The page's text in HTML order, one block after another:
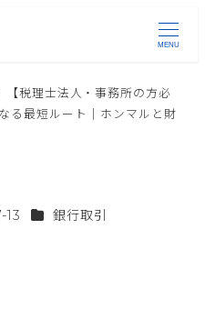
MENU
【税理士法人・事務所の方必
る最短ルート｜ホンマルと財
13 カテゴリー
銀行取引